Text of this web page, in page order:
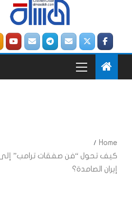
Home
كيف تحول “فن صفقات ترامب” إلى
إيران الصامدة؟